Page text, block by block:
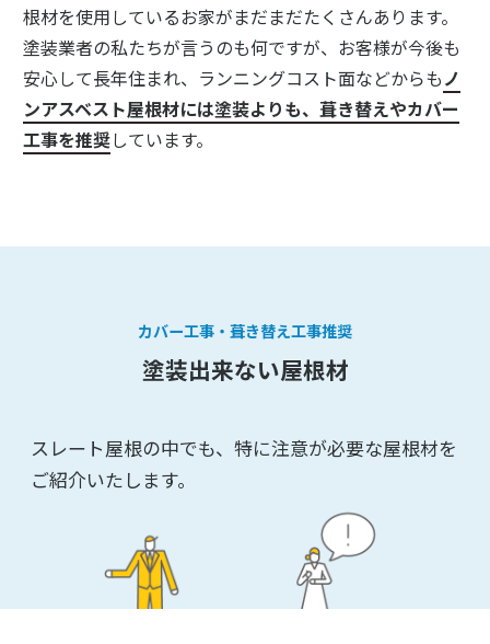
根材を使用しているお家がまだまだたくさんあります。
塗装業者の私たちが言うのも何ですが、お客様が今後も
安心して長年住まれ、ランニングコスト面などからもノ
ンアスベスト屋根材には塗装よりも、葺き替えやカバー
工事を推奨しています。
カバー工事・葺き替え工事推奨
塗装出来ない屋根材
スレート屋根の中でも、特に注意が必要な屋根材を
ご紹介いたします。